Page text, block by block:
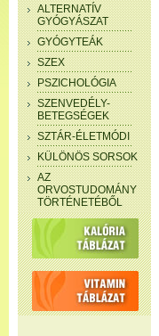
ALTERNATÍV
GYÓGYÁSZAT
GYÓGYTEÁK
SZEX
PSZICHOLÓGIA
SZENVEDÉLY-
BETEGSÉGEK
SZTÁR-ÉLETMÓDI
KÜLÖNÖS SORSOK
AZ
ORVOSTUDOMÁNY
TÖRTÉNETÉBŐL